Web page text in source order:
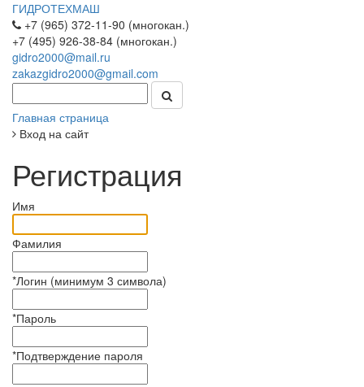
ГИДРОТЕХМАШ
+7 (965) 372-11-90 (многокан.)
+7 (495) 926-38-84 (многокан.)
gidro2000@mail.ru
zakazgidro2000@gmail.com
Главная страница
Вход на сайт
Регистрация
Имя
Фамилия
*Логин (минимум 3 символа)
*Пароль
*Подтверждение пароля